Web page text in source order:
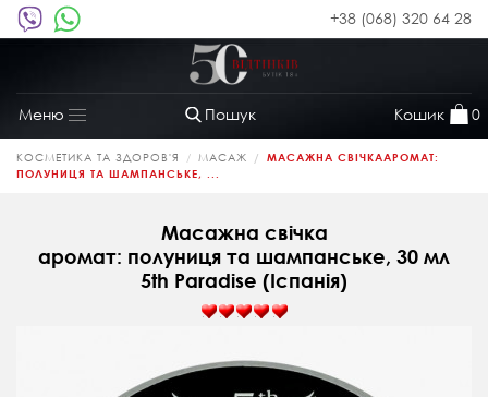
+38 (068) 320 64 28
Пошук Кошик 0
Меню
Toggle
navigation
КОСМЕТИКА ТА ЗДОРОВ'Я МАСАЖ
МАСАЖНА СВІЧКААРОМАТ:
ПОЛУНИЦЯ ТА ШАМПАНСЬКЕ, ...
Масажна свічка
аромат: полуниця та шампанське, 30 мл
5th Paradise (Іспанія)